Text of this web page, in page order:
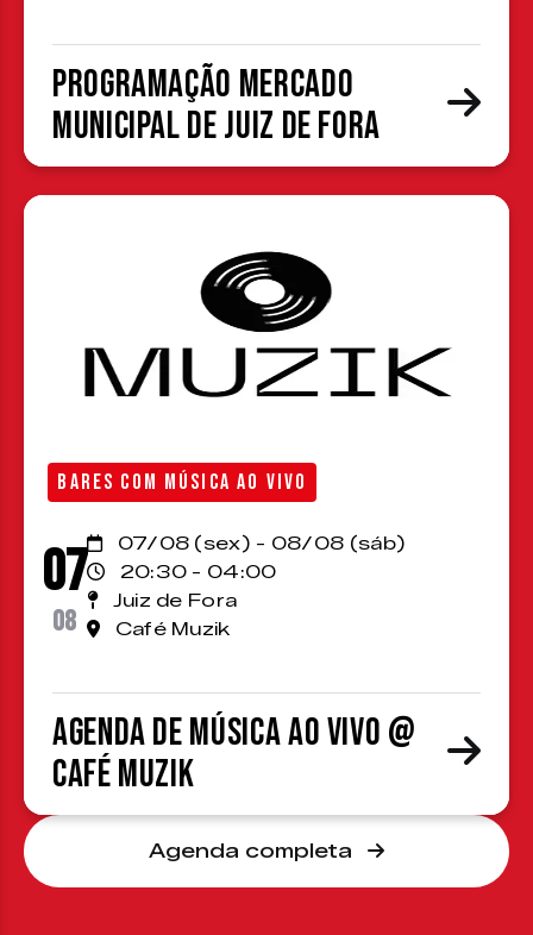
Programação Mercado
Municipal de Juiz de Fora
BARES COM MÚSICA AO VIVO
07
08
07/08 (sex) - 08/08 (sáb)
20:30 - 04:00
Juiz de Fora
Café Muzik
Agenda de Música ao Vivo @
Café Muzik
Agenda completa